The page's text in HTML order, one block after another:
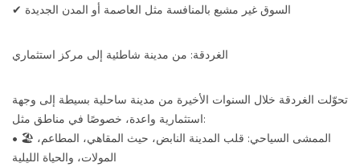
✔ السوق غير مشبع بالمنافسة مثل العاصمة أو المدن الجديدة
الغردقة: من مدينة شاطئية إلى مركز استثماري
تحوّلت الغردقة خلال السنوات الأخيرة من مدينة ساحلية بسيطة إلى وجهة
استثمارية واعدة، خصوصًا في مناطق مثل:
• 🏖 الممشى السياحي: قلب المدينة النابض، حيث المقاهي، المطاعم،
المولات، والحياة الليلية